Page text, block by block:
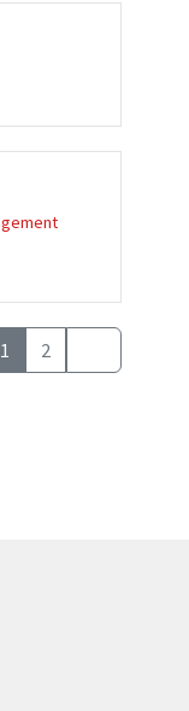
1 2